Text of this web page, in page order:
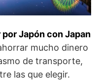
Japón con Japan
mucho dinero
de transporte,
las que elegir.